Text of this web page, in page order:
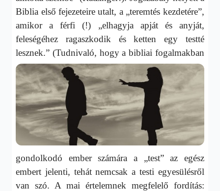
Biblia első fejezeteire utalt, a „teremtés kezdetére”,
amikor a férfi (!) „elhagyja apját és anyját,
feleségéhez ragaszkodik és ketten egy testté
lesznek.” (Tudnivaló, hogy a bibliai fogalmakban
gondolkodó ember számára a „test” az egész
embert jelenti, tehát nemcsak a testi egyesülésről
van szó. A mai értelemnek megfelelő fordítás: